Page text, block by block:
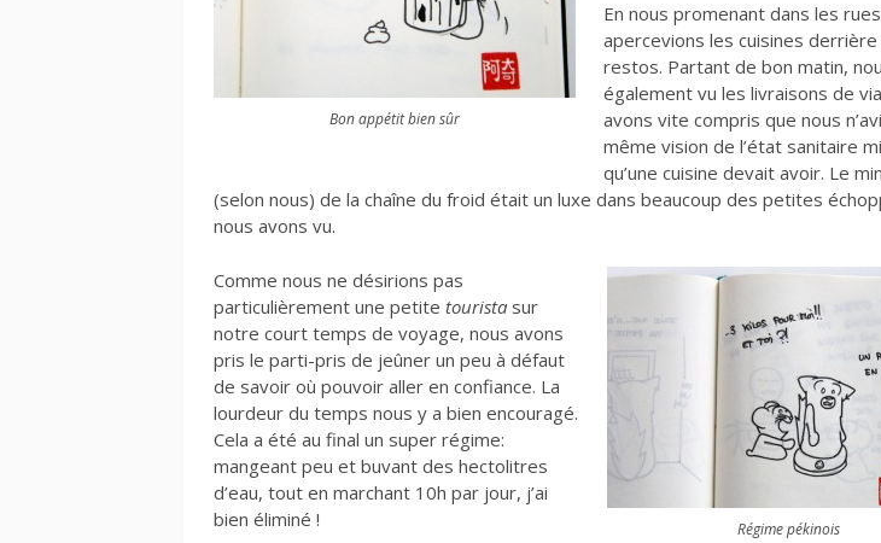
Bon appétit bien sûr
En nous promenant dans les
apercevions les cuisines derrière
restos. Partant de bon matin,
également vu les livraisons de
avons vite compris que nous
même vision de l’état sanitaire
qu’une cuisine devait avoir. Le
(selon nous) de la chaîne du froid était un luxe dans beaucoup des petites
nous avons vu.
Régime pékinois
Comme nous ne désirions pas
particulièrement une petite tourista sur
notre court temps de voyage, nous avons
pris le parti-pris de jeûner un peu à défaut
de savoir où pouvoir aller en confiance. La
lourdeur du temps nous y a bien encouragé.
Cela a été au final un super régime:
mangeant peu et buvant des hectolitres
d’eau, tout en marchant 10h par jour, j’ai
bien éliminé !